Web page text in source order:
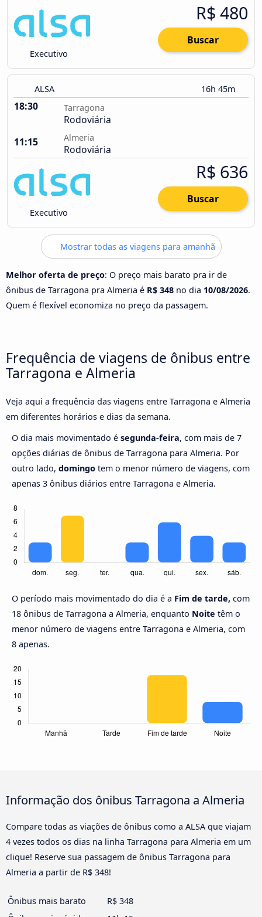
Executivo
R$ 480
Buscar
ALSA 16h 45m
18:30 Tarragona
Rodoviária
11:15
Almeria
Rodoviária
Executivo
R$ 636
Buscar
Mostrar todas as viagens para amanhã
Melhor oferta de preço: O preço mais barato pra ir de
ônibus de Tarragona pra Almeria é R$ 348 no dia 10/08/2026.
Quem é flexível economiza no preço da passagem.
Frequência de viagens de ônibus entre
Tarragona e Almeria
Veja aqui a frequência das viagens entre Tarragona e Almeria
em diferentes horários e dias da semana.
O dia mais movimentado é segunda-feira, com mais de 7
opções diárias de ônibus de Tarragona para Almeria. Por
outro lado, domingo tem o menor número de viagens, com
apenas 3 ônibus diários entre Tarragona e Almeria.
O período mais movimentado do dia é a Fim de tarde, com
18 ônibus de Tarragona a Almeria, enquanto Noite têm o
menor número de viagens entre Tarragona e Almeria, com
8 apenas.
Informação dos ônibus Tarragona a Almeria
Compare todas as viações de ônibus como a ALSA que viajam
4 vezes todos os dias na linha Tarragona para Almeria em um
clique! Reserve sua passagem de ônibus Tarragona para
Almeria a partir de R$ 348!
Ônibus mais barato
R$ 348